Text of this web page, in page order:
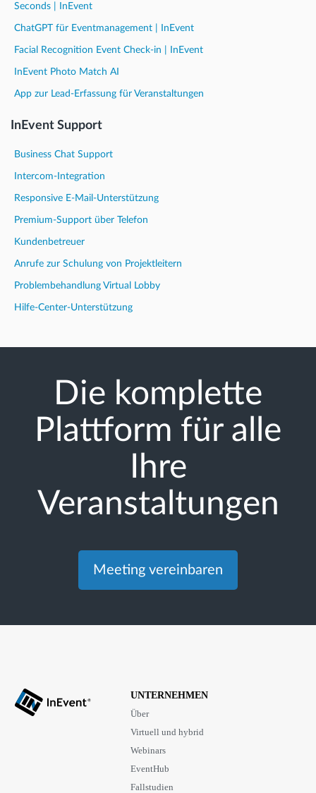
Seconds | InEvent
ChatGPT für Eventmanagement | InEvent
Facial Recognition Event Check-in | InEvent
InEvent Photo Match AI
App zur Lead-Erfassung für Veranstaltungen
InEvent Support
Business Chat Support
Intercom-Integration
Responsive E-Mail-Unterstützung
Premium-Support über Telefon
Kundenbetreuer
Anrufe zur Schulung von Projektleitern
Problembehandlung Virtual Lobby
Hilfe-Center-Unterstützung
Die komplette
Plattform für alle
Ihre
Veranstaltungen
Meeting vereinbaren
UNTERNEHMEN
Über
Virtuell und hybrid
Webinars
EventHub
Fallstudien